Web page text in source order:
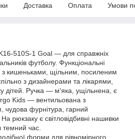
Доставка Оплата Умови
510S-1 Goal — для справжніх
футболу. Функціональні
з кишеньками, щільним, посиленим
з дизайнерами та лікарями,
дітей. Ручка — м'яка, ущільнена, є
Kids — вентильована з
фурнітура, гарний
рюкзаку є світловідбивні нашивки
темний час.
форми для рівномірного